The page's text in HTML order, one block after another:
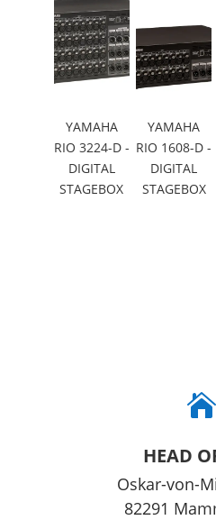
YAMAHA
RIO 3224-D -
DIGITAL
STAGEBOX
YAMAHA
RIO 1608-D -
DIGITAL
STAGEBOX

HEAD
Oskar-von-
82291